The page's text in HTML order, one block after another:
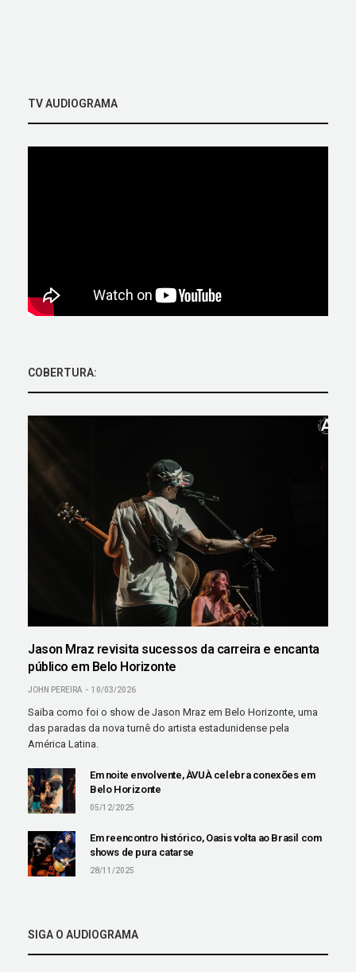
TV AUDIOGRAMA
COBERTURA:
Jason Mraz revisita sucessos da carreira e encanta
público em Belo Horizonte
JOHN PEREIRA 10/03/2026
Saiba como foi o show de Jason Mraz em Belo Horizonte, uma
das paradas da nova turnê do artista estadunidense pela
América Latina.
Em noite envolvente, ÀVUÀ celebra conexões em
Belo Horizonte
05/12/2025
Em reencontro histórico, Oasis volta ao Brasil com
shows de pura catarse
28/11/2025
SIGA O AUDIOGRAMA